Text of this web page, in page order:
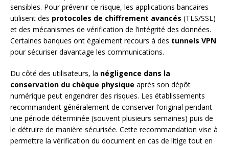
sensibles. Pour prévenir ce risque, les applications bancaires
utilisent des protocoles de chiffrement avancés (TLS/SSL)
et des mécanismes de vérification de l’intégrité des données.
Certaines banques ont également recours à des tunnels VPN
pour sécuriser davantage les communications.
Du côté des utilisateurs, la négligence dans la
conservation du chèque physique après son dépôt
numérique peut engendrer des risques. Les établissements
recommandent généralement de conserver l’original pendant
une période déterminée (souvent plusieurs semaines) puis de
le détruire de manière sécurisée. Cette recommandation vise à
permettre la vérification du document en cas de litige tout en